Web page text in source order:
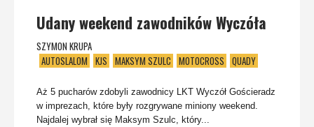
Udany weekend zawodników Wyczóła
SZYMON KRUPA
AUTOSLALOM KJS MAKSYM SZULC MOTOCROSS QUADY
Aż 5 pucharów zdobyli zawodnicy LKT Wyczół Gościeradz
w imprezach, które były rozgrywane miniony weekend.
Najdalej wybrał się Maksym Szulc, który...